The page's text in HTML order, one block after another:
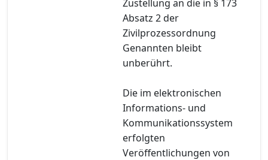
Zustellung an die in § 173
Absatz 2 der
Zivilprozessordnung
Genannten bleibt
unberührt.
Die im elektronischen
Informations- und
Kommunikationssystem
erfolgten
Veröffentlichungen von